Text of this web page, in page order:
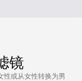
镜
性或从女性转换为男